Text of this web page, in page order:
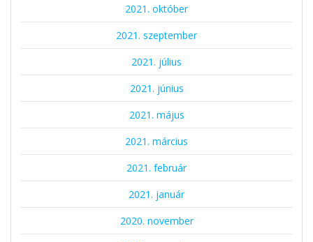
2021. október
2021. szeptember
2021. július
2021. június
2021. május
2021. március
2021. február
2021. január
2020. november